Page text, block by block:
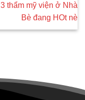
thẩm mỹ viện ở Nhà
Bè đang HOt nè